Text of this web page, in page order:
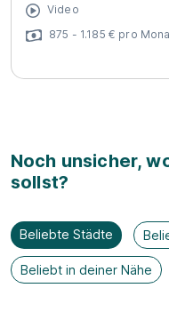
Video
875 - 1.185 € pro
Noch unsicher,
sollst?
Beliebte Städte
Beliebt in deiner Nähe